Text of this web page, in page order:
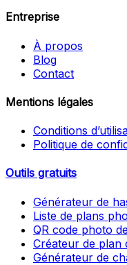
Entreprise
À propos
Blog
Contact
Mentions légales
Conditions
Politique de
Outils gratuits
Générateur de
Liste de plans
QR code photo
Créateur de plan
Générateur de